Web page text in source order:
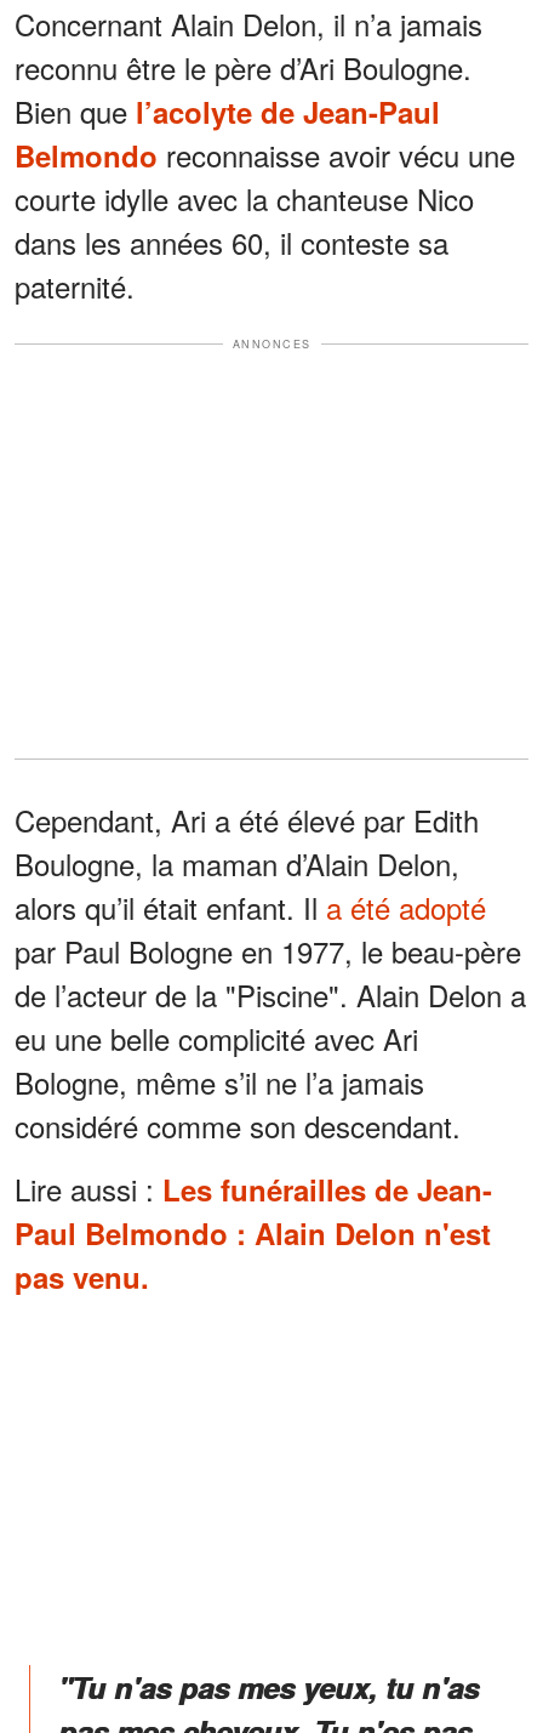
Concernant Alain Delon, il n’a jamais
reconnu être le père d’Ari Boulogne.
Bien que l’acolyte de Jean-Paul
Belmondo reconnaisse avoir vécu une
courte idylle avec la chanteuse Nico
dans les années 60, il conteste sa
paternité.
ANNONCES
Cependant, Ari a été élevé par Edith
Boulogne, la maman d’Alain Delon,
alors qu’il était enfant. Il a été adopté
par Paul Bologne en 1977, le beau-père
de l’acteur de la "Piscine". Alain Delon a
eu une belle complicité avec Ari
Bologne, même s’il ne l’a jamais
considéré comme son descendant.
Lire aussi : Les funérailles de Jean-
Paul Belmondo : Alain Delon n'est
pas venu.
"Tu n'as pas mes yeux, tu n'as